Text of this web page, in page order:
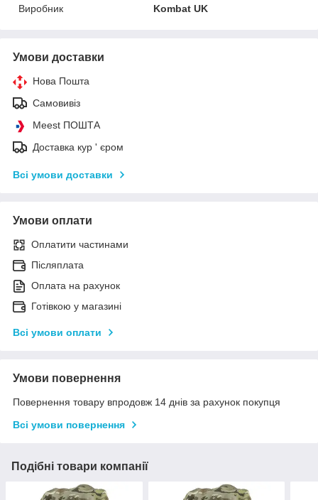
Виробник
Kombat UK
Умови доставки
Нова Пошта
Самовивіз
Meest ПОШТА
Доставка кур ' єром
Всі умови доставки
Умови оплати
Оплатити частинами
Післяплата
Оплата на рахунок
Готівкою у магазині
Всі умови оплати
Умови повернення
Повернення товару впродовж 14 днів за рахунок покупця
Всі умови повернення
Подібні товари компанії